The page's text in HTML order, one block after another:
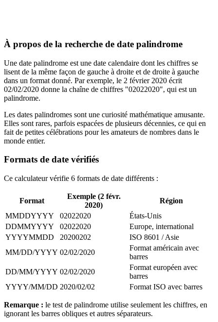
À propos de la recherche de date palindrome
Une date palindrome est une date calendaire dont les chiffres se
lisent de la même façon de gauche à droite et de droite à gauche
dans un format donné. Par exemple, le 2 février 2020 écrit
02/02/2020 donne la chaîne de chiffres "02022020", qui est un
palindrome.
Les dates palindromes sont une curiosité mathématique amusante.
Elles sont rares, parfois espacées de plusieurs décennies, ce qui en
fait de petites célébrations pour les amateurs de nombres dans le
monde entier.
Formats de date vérifiés
Ce calculateur vérifie 6 formats de date différents :
Format
Exemple (2 févr.
2020)
Région
MMDDYYYY
02022020
États-Unis
DDMMYYYY
02022020
Europe, international
YYYYMMDD
20200202
ISO 8601 / Asie
MM/DD/YYYY 02/02/2020
Format américain avec
barres
DD/MM/YYYY 02/02/2020
Format européen avec
barres
YYYY/MM/DD 2020/02/02 Format ISO avec barres
Remarque : le test de palindrome utilise seulement les chiffres, en
ignorant les barres obliques et autres séparateurs.